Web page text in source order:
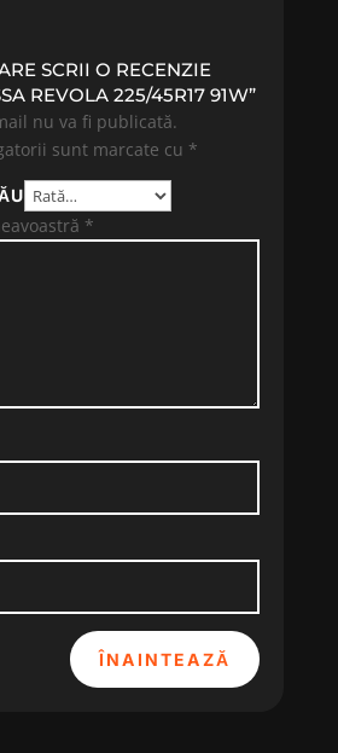
SCRII O RECENZIE
REVOLA 225/45R17 91W”
nu va fi publicată.
sunt marcate cu *
*
ÎNAINTEAZĂ